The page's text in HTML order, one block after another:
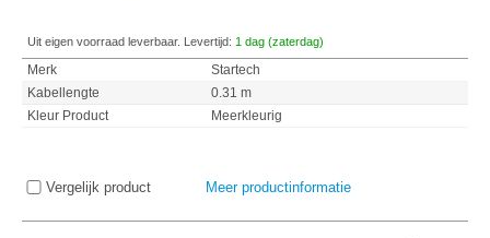
Uit eigen voorraad leverbaar. Levertijd: 1 dag (zaterdag)
Merk
Startech
Kabellengte
0.31 m
Kleur Product
Meerkleurig
Vergelijk product Meer productinformatie